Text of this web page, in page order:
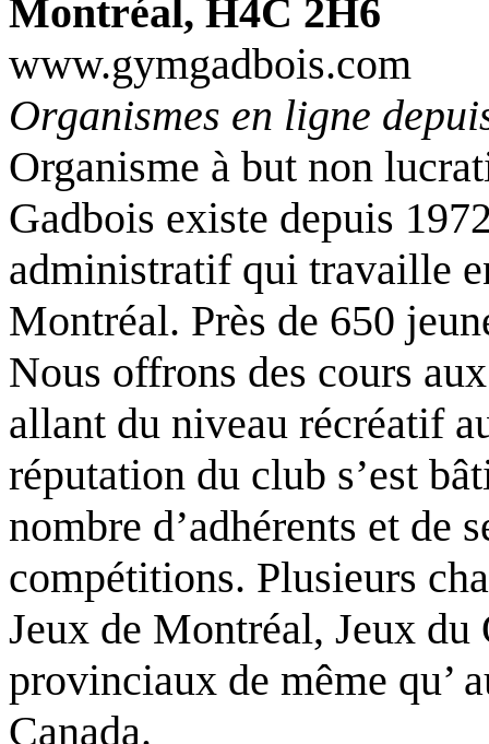
Montréal, H4C 2H6
www.gymgadbois.com
Organismes en ligne
Organisme à but non
Gadbois existe depuis
administratif qui travaille
Montréal. Près de 650
Nous offrons des cours
allant du niveau récréatif
réputation du club s’est
nombre d’adhérents et de
compétitions. Plusieurs
Jeux de Montréal, Jeux du
provinciaux de même qu’
Canada.